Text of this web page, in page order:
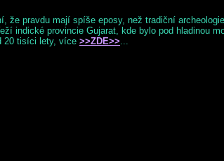
že pravdu mají spíše eposy, než tradiční
indické provincie Gujarat, kde bylo pod hladinou
20 tisíci lety, více >>ZDE>>